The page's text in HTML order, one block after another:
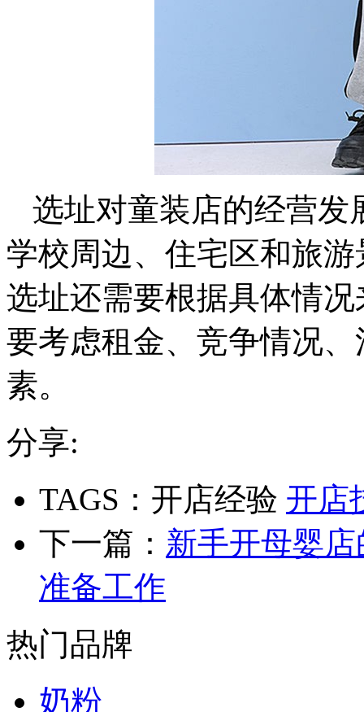
选址对童装店的经营发
学校周边、住宅区和旅
选址还需要根据具体情
要考虑租金、竞争情况
素。
分享:
TAGS：开店经验 开店
下一篇： 新手开母婴
准备工作
热门品牌
奶粉